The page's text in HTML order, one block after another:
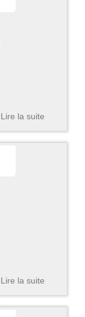
Lire la suite
Lire la suite